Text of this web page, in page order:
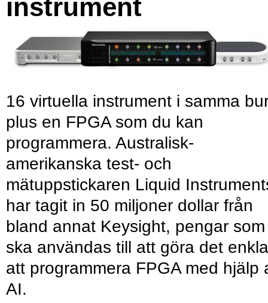
instrument
16 virtuella instrument i samma
plus en FPGA som du kan
programmera. Australisk-
amerikanska test- och
mätuppstickaren Liquid
har tagit in 50 miljoner dollar från
bland annat Keysight, pengar som
ska användas till att göra det
att programmera FPGA med hjälp
AI.